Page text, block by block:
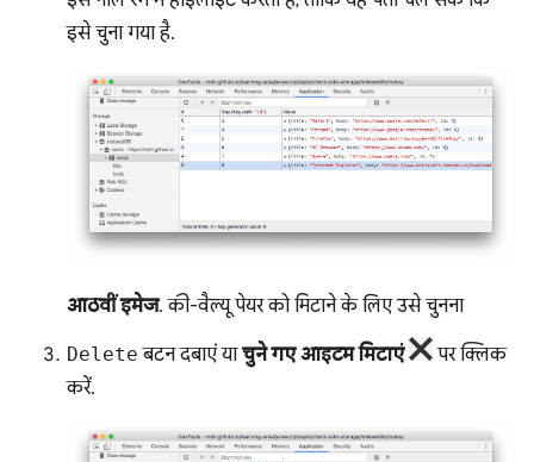
इसे चुना गया है.
आठवीं इमेज. की-वैल्यू पेयर को मिटाने के लिए उसे चुनना
Delete बटन दबाएं याचुने गए आइटम मिटाएं
पर क्लिक
करें.